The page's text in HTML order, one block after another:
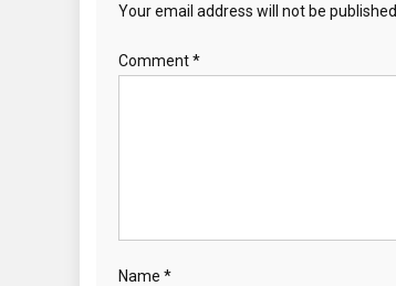
Your email address will not be published.
Comment*
Name *